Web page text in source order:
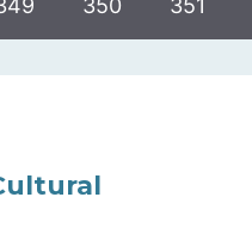
350 351